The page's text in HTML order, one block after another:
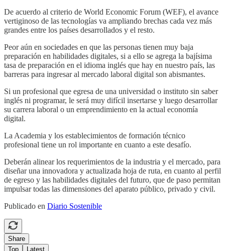
De acuerdo al criterio de World Economic Forum (WEF), el avance
vertiginoso de las tecnologías va ampliando brechas cada vez más
grandes entre los países desarrollados y el resto.
Peor aún en sociedades en que las personas tienen muy baja
preparación en habilidades digitales, si a ello se agrega la bajísima
tasa de preparación en el idioma inglés que hay en nuestro país, las
barreras para ingresar al mercado laboral digital son abismantes.
Si un profesional que egresa de una universidad o instituto sin saber
inglés ni programar, le será muy difícil insertarse y luego desarrollar
su carrera laboral o un emprendimiento en la actual economía
digital.
La Academia y los establecimientos de formación técnico
profesional tiene un rol importante en cuanto a este desafío.
Deberán alinear los requerimientos de la industria y el mercado, para
diseñar una innovadora y actualizada hoja de ruta, en cuanto al perfil
de egreso y las habilidades digitales del futuro, que de paso permitan
impulsar todas las dimensiones del aparato público, privado y civil.
Publicado en Diario Sostenible
Share
Top
Latest